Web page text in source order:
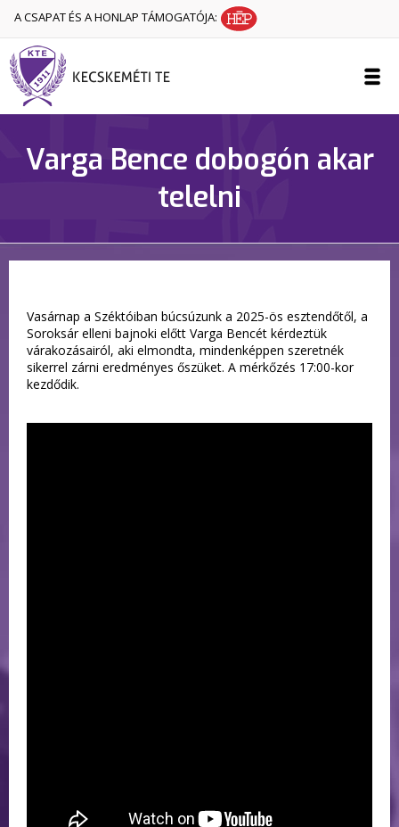
A CSAPAT ÉS A HONLAP TÁMOGATÓJA:
Varga Bence dobogón akar
telelni
Vasárnap a Széktóiban búcsúzunk a 2025-ös esztendőtől, a
Soroksár elleni bajnoki előtt Varga Bencét kérdeztük
várakozásairól, aki elmondta, mindenképpen szeretnék
sikerrel zárni eredményes őszüket. A mérkőzés 17:00-kor
kezdődik.